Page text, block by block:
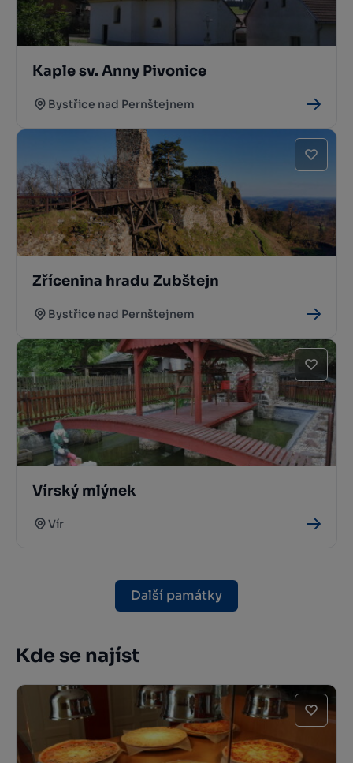
Kaple sv. Anny Pivonice
Bystřice nad Pernštejnem
Zřícenina hradu Zubštejn
Bystřice nad Pernštejnem
Vírský mlýnek
Vír
Další památky
Kde se najíst